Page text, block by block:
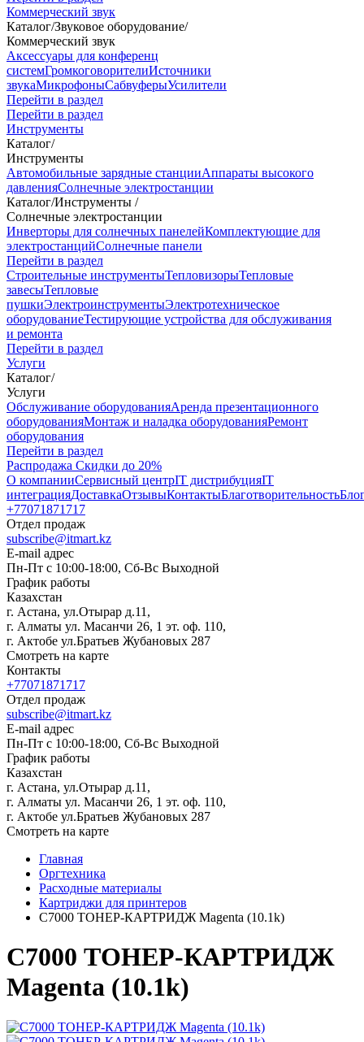
Коммерческий звук
Каталог/Звуковое оборудование/
Коммерческий звук
Аксессуары для конференц
системГромкоговорителиИсточники
звукаМикрофоныСабвуферыУсилители
Перейти в раздел
Перейти в раздел
Инструменты
Каталог/
Инструменты
Автомобильные зарядные станцииАппараты высокого
давленияСолнечные электростанции
Каталог/Инструменты /
Солнечные электростанции
Инверторы для солнечных панелейКомплектующие для
электростанцийСолнечные панели
Перейти в раздел
Строительные инструментыТепловизорыТепловые
завесыТепловые
пушкиЭлектроинструментыЭлектротехническое
оборудованиеТестирующие устройства для обслуживания
и ремонта
Перейти в раздел
Услуги
Каталог/
Услуги
Oбслуживание оборудованияАренда презентационного
оборудованияМонтаж и наладка оборудованияРемонт
оборудования
Перейти в раздел
Распродажа Скидки до 20%
О компанииСервисный центрIT дистрибуцияIT
интеграцияДоставкаОтзывыКонтактыБлаготворительность
+77071871717
Отдел продаж
subscribe@itmart.kz
E-mail адрес
Пн-Пт с 10:00-18:00, Сб-Вс Выходной
График работы
Казахстан
г. Астана, ул.Отырар д.11,
г. Алматы ул. Масанчи 26, 1 эт. оф. 110,
г. Актобе ул.Братьев Жубановых 287
Смотреть на карте
Контакты
+77071871717
Отдел продаж
subscribe@itmart.kz
E-mail адрес
Пн-Пт с 10:00-18:00, Сб-Вс Выходной
График работы
Казахстан
г. Астана, ул.Отырар д.11,
г. Алматы ул. Масанчи 26, 1 эт. оф. 110,
г. Актобе ул.Братьев Жубановых 287
Смотреть на карте
Главная
Оргтехника
Расходные материалы
Картриджи для принтеров
C7000 ТОНЕР-КАРТРИДЖ Magenta (10.1k)
C7000 ТОНЕР-КАРТРИДЖ
Magenta (10.1k)